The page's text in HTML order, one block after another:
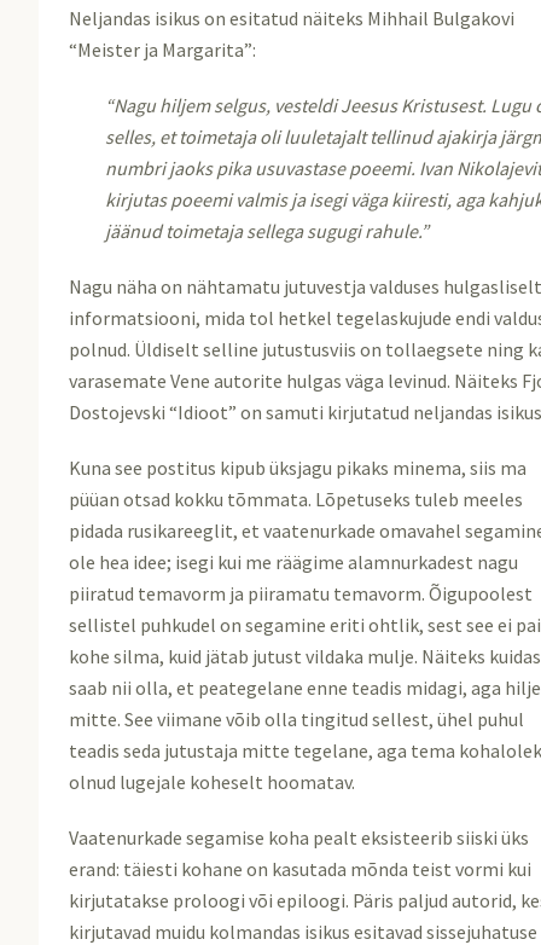
Neljandas isikus on esitatud näiteks Mihhail Bulgakovi
“Meister ja Margarita”:
“Nagu hiljem selgus, vesteldi Jeesus Kristusest. Lugu
selles, et toimetaja oli luuletajalt tellinud ajakirja
numbri jaoks pika usuvastase poeemi. Ivan
kirjutas poeemi valmis ja isegi väga kiiresti, aga
jäänud toimetaja sellega sugugi rahule.”
Nagu näha on nähtamatu jutuvestja valduses
informatsiooni, mida tol hetkel tegelaskujude endi
polnud. Üldiselt selline jutustusviis on tollaegsete ning
varasemate Vene autorite hulgas väga levinud. Näiteks
Dostojevski “Idioot” on samuti kirjutatud neljandas
Kuna see postitus kipub üksjagu pikaks minema, siis ma
püüan otsad kokku tõmmata. Lõpetuseks tuleb meeles
pidada rusikareeglit, et vaatenurkade omavahel
ole hea idee; isegi kui me räägime alamnurkadest nagu
piiratud temavorm ja piiramatu temavorm. Õigupoolest
sellistel puhkudel on segamine eriti ohtlik, sest see ei
kohe silma, kuid jätab jutust vildaka mulje. Näiteks kuidas
saab nii olla, et peategelane enne teadis midagi, aga
mitte. See viimane võib olla tingitud sellest, ühel puhul
teadis seda jutustaja mitte tegelane, aga tema
olnud lugejale koheselt hoomatav.
Vaatenurkade segamise koha pealt eksisteerib siiski üks
erand: täiesti kohane on kasutada mõnda teist vormi kui
kirjutatakse proloogi või epiloogi. Päris paljud autorid,
kirjutavad muidu kolmandas isikus esitavad sissejuhatuse